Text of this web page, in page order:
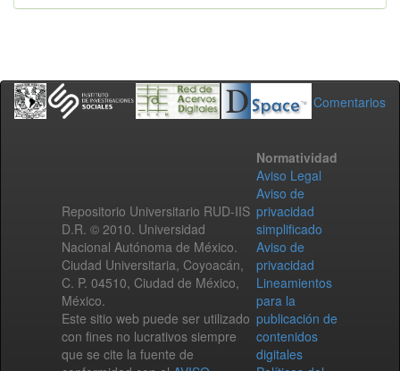
Comentarios
Repositorio Universitario RUD-IIS
D.R. © 2010. Universidad
Nacional Autónoma de México.
Ciudad Universitaria, Coyoacán,
C. P. 04510, Ciudad de México,
México.
Este sitio web puede ser utilizado
con fines no lucrativos siempre
que se cite la fuente de
Normatividad
Aviso Legal
Aviso de
privacidad
simplificado
Aviso de
privacidad
Lineamientos
para la
publicación de
contenidos
digitales